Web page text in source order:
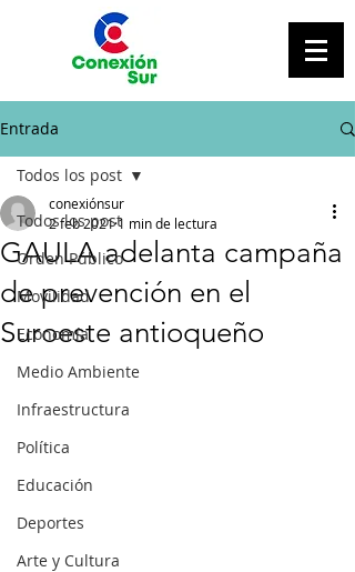
Entrada
Todos los post
Orden Público
Movilidad
Economía
Medio Ambiente
Infraestructura
Política
Educación
Deportes
Arte y Cultura
Todos los post
GAULA adelanta campaña
de prevención en el
Suroeste antioqueño
conexiónsur
2 feb 20211 min de lectura